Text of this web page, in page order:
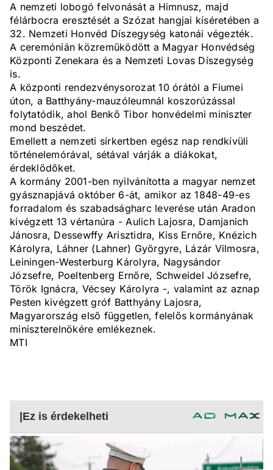
A nemzeti lobogó felvonását a Himnusz, majd
félárbocra eresztését a Szózat hangjai kíséretében a
32. Nemzeti Honvéd Díszegység katonái végezték.
A ceremónián közreműködött a Magyar Honvédség
Központi Zenekara és a Nemzeti Lovas Díszegység
is.
A központi rendezvénysorozat 10 órától a Fiumei
úton, a Batthyány-mauzóleumnál koszorúzással
folytatódik, ahol Benkő Tibor honvédelmi miniszter
mond beszédet.
Emellett a nemzeti sírkertben egész nap rendkívüli
történelemórával, sétával várják a diákokat,
érdeklődőket.
A kormány 2001-ben nyilvánította a magyar nemzet
gyásznapjává október 6-át, amikor az 1848-49-es
forradalom és szabadságharc leverése után Aradon
kivégzett 13 vértanúra - Aulich Lajosra, Damjanich
Jánosra, Dessewffy Arisztidra, Kiss Ernőre, Knézich
Károlyra, Láhner (Lahner) Györgyre, Lázár Vilmosra,
Leiningen-Westerburg Károlyra, Nagysándor
Józsefre, Poeltenberg Ernőre, Schweidel Józsefre,
Török Ignácra, Vécsey Károlyra -, valamint az aznap
Pesten kivégzett gróf Batthyány Lajosra,
Magyarország első független, felelős kormányának
miniszterelnökére emlékeznek.
MTI